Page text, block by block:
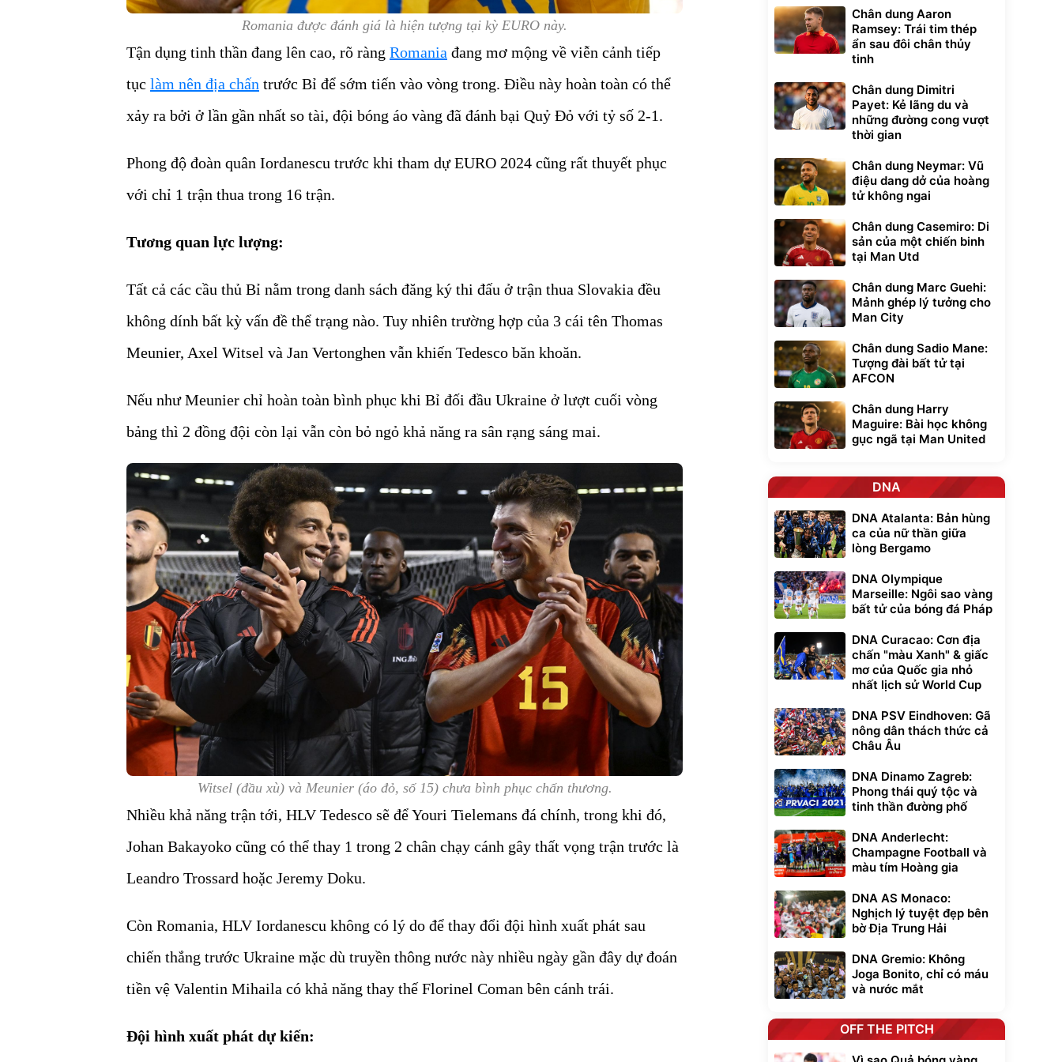
Romania được đánh giá là hiện tượng tại kỳ EURO này.
Tận dụng tinh thần đang lên cao, rõ ràng Romania đang mơ mộng về viễn cảnh tiếp
tục làm nên địa chấn trước Bỉ để sớm tiến vào vòng trong. Điều này hoàn toàn có thể
xảy ra bởi ở lần gần nhất so tài, đội bóng áo vàng đã đánh bại Quỷ Đỏ với tỷ số 2-1.
Phong độ đoàn quân Iordanescu trước khi tham dự EURO 2024 cũng rất thuyết phục
với chỉ 1 trận thua trong 16 trận.
Tương quan lực lượng:
Tất cả các cầu thủ Bỉ nằm trong danh sách đăng ký thi đấu ở trận thua Slovakia đều
không dính bất kỳ vấn đề thể trạng nào. Tuy nhiên trường hợp của 3 cái tên Thomas
Meunier, Axel Witsel và Jan Vertonghen vẫn khiến Tedesco băn khoăn.
Nếu như Meunier chỉ hoàn toàn bình phục khi Bỉ đối đầu Ukraine ở lượt cuối vòng
bảng thì 2 đồng đội còn lại vẫn còn bỏ ngỏ khả năng ra sân rạng sáng mai.
Witsel (đầu xù) và Meunier (áo đỏ, số 15) chưa bình phục chấn thương.
Nhiều khả năng trận tới, HLV Tedesco sẽ để Youri Tielemans đá chính, trong khi đó,
Johan Bakayoko cũng có thể thay 1 trong 2 chân chạy cánh gây thất vọng trận trước là
Leandro Trossard hoặc Jeremy Doku.
Còn Romania, HLV Iordanescu không có lý do để thay đổi đội hình xuất phát sau
chiến thắng trước Ukraine mặc dù truyền thông nước này nhiều ngày gần đây dự đoán
tiền vệ Valentin Mihaila có khả năng thay thế Florinel Coman bên cánh trái.
Đội hình xuất phát dự kiến:
Chân dung Aaron
Ramsey: Trái tim thép
ẩn sau đôi chân thủy
tinh
Chân dung Dimitri
Payet: Kẻ lãng du và
những đường cong vượt
thời gian
Chân dung Neymar: Vũ
điệu dang dở của hoàng
tử không ngai
Chân dung Casemiro: Di
sản của một chiến binh
tại Man Utd
Chân dung Marc Guehi:
Mảnh ghép lý tưởng cho
Man City
Chân dung Sadio Mane:
Tượng đài bất tử tại
AFCON
Chân dung Harry
Maguire: Bài học không
gục ngã tại Man United
DNA
DNA Atalanta: Bản hùng
ca của nữ thần giữa
lòng Bergamo
DNA Olympique
Marseille: Ngôi sao vàng
bất tử của bóng đá Pháp
DNA Curacao: Cơn địa
chấn "màu Xanh" & giấc
mơ của Quốc gia nhỏ
nhất lịch sử World Cup
DNA PSV Eindhoven: Gã
nông dân thách thức cả
Châu Âu
DNA Dinamo Zagreb:
Phong thái quý tộc và
tinh thần đường phố
DNA Anderlecht:
Champagne Football và
màu tím Hoàng gia
DNA AS Monaco:
Nghịch lý tuyệt đẹp bên
bờ Địa Trung Hải
DNA Gremio: Không
Joga Bonito, chỉ có máu
và nước mắt
OFF THE PITCH